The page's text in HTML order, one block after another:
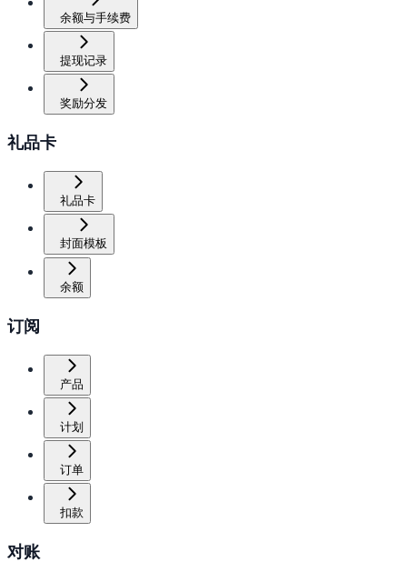
余额与手续费
提现记录
奖励分发
礼品卡
礼品卡
封面模板
余额
订阅
产品
计划
订单
扣款
对账